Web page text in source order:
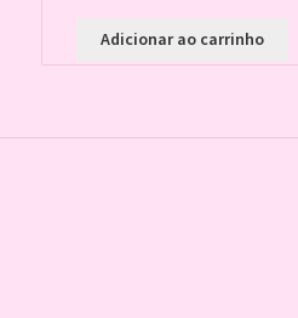
Adicionar ao carrinho